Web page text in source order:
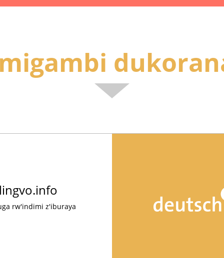
lingvo.info
rw'indimi z'iburaya